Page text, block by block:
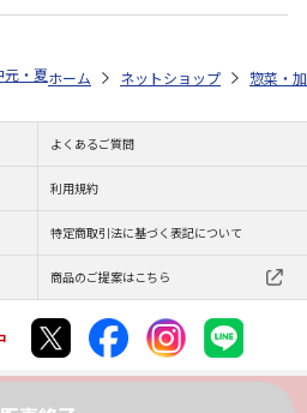
元・夏ギフト特集 2026 ゆうゆうギフト
ホーム ネットショップ 惣菜・
よくあるご質問
利用規約
特定商取引法に基づく表記について
商品のご提案はこちら